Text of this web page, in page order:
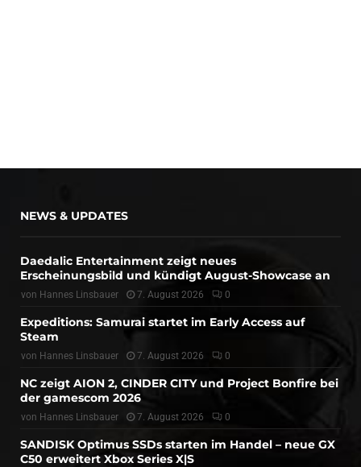
NEWS & UPDATES
Daedalic Entertainment zeigt neues
Erscheinungsbild und kündigt August-Showcase an
von Hannes Linsbauer 7. August 2026 0
Expeditions: Samurai startet im Early Access auf
Steam
von Hannes Linsbauer 7. August 2026 0
NC zeigt AION 2, CINDER CITY und Project Bonfire bei
der gamescom 2026
von Hannes Linsbauer 7. August 2026 0
SANDISK Optimus SSDs starten im Handel – neue GX
C50 erweitert Xbox Series X|S